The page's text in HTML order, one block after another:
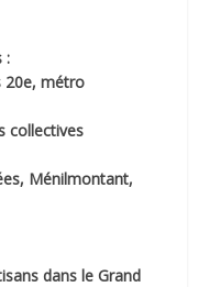
:
20e, métro
collectives
Ménilmontant,
dans le Grand